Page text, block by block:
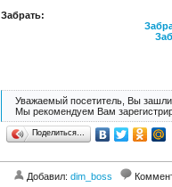
Забрать:
Уважаемый посетитель, Вы зашли
Мы рекомендуем Вам
Поделиться…
Добавил: dim_boss